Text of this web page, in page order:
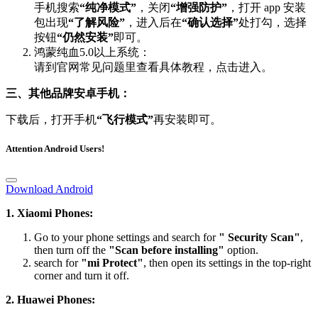
手机搜索“纯净模式” ，关闭“增强防护” ，打开 app 安装
包出现“了解风险” ，进入后在“确认选择”处打勾，选择
按钮“仍然安装”即可。
鸿蒙纯血5.0以上系统：
请到官网常见问题里查看具体教程，点击进入。
三、其他品牌安卓手机：
下载后，打开手机“飞行模式”再安装即可。
Attention Android Users!
Download Android
1. Xiaomi Phones:
Go to your phone settings and search for " Security Scan",
then turn off the "Scan before installing" option.
search for "mi Protect", then open its settings in the top-right
corner and turn it off.
2. Huawei Phones: